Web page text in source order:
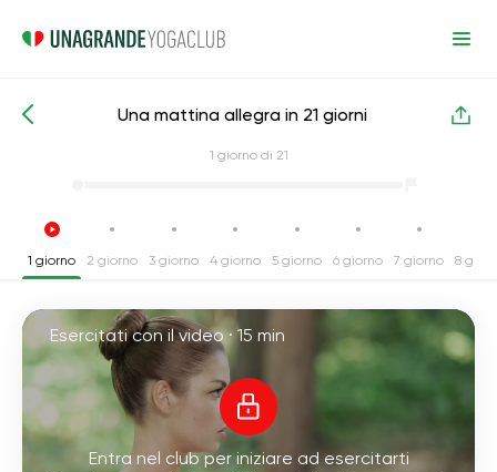
Corsi intensivi di yoga Energia
Una mattina allegra in 21 giorni
1 giorno di 21
1 giorno 2 giorno 3 giorno 4 giorno 5 giorno 6 giorno 7 giorno 8
Esercitati con il video · 15 min
Entra nel club per iniziare ad esercitarti